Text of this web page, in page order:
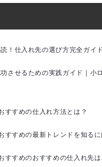
！仕入れ先の選び方完全ガイド
させるための実践ガイド｜小
すすめの仕入れ方法とは？
すすめの最新トレンドを知る
すすめのおすすめの仕入れ先は